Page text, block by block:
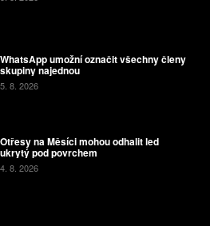
WhatsApp umožní označit všechny členy
skupiny najednou
5. 8. 2026
Otřesy na Měsíci mohou odhalit led
ukrytý pod povrchem
4. 8. 2026